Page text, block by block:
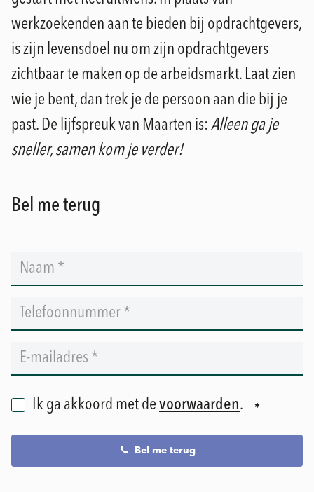
werkzoekenden aan te bieden bij opdrachtgevers,
is zijn levensdoel nu om zijn opdrachtgevers
zichtbaar te maken op de arbeidsmarkt. Laat zien
wie je bent, dan trek je de persoon aan die bij je
past. De lijfspreuk van Maarten is: Alleen ga je
sneller, samen kom je verder!
Bel me terug
Ik ga akkoord met devoorwaarden.
Bel me terug